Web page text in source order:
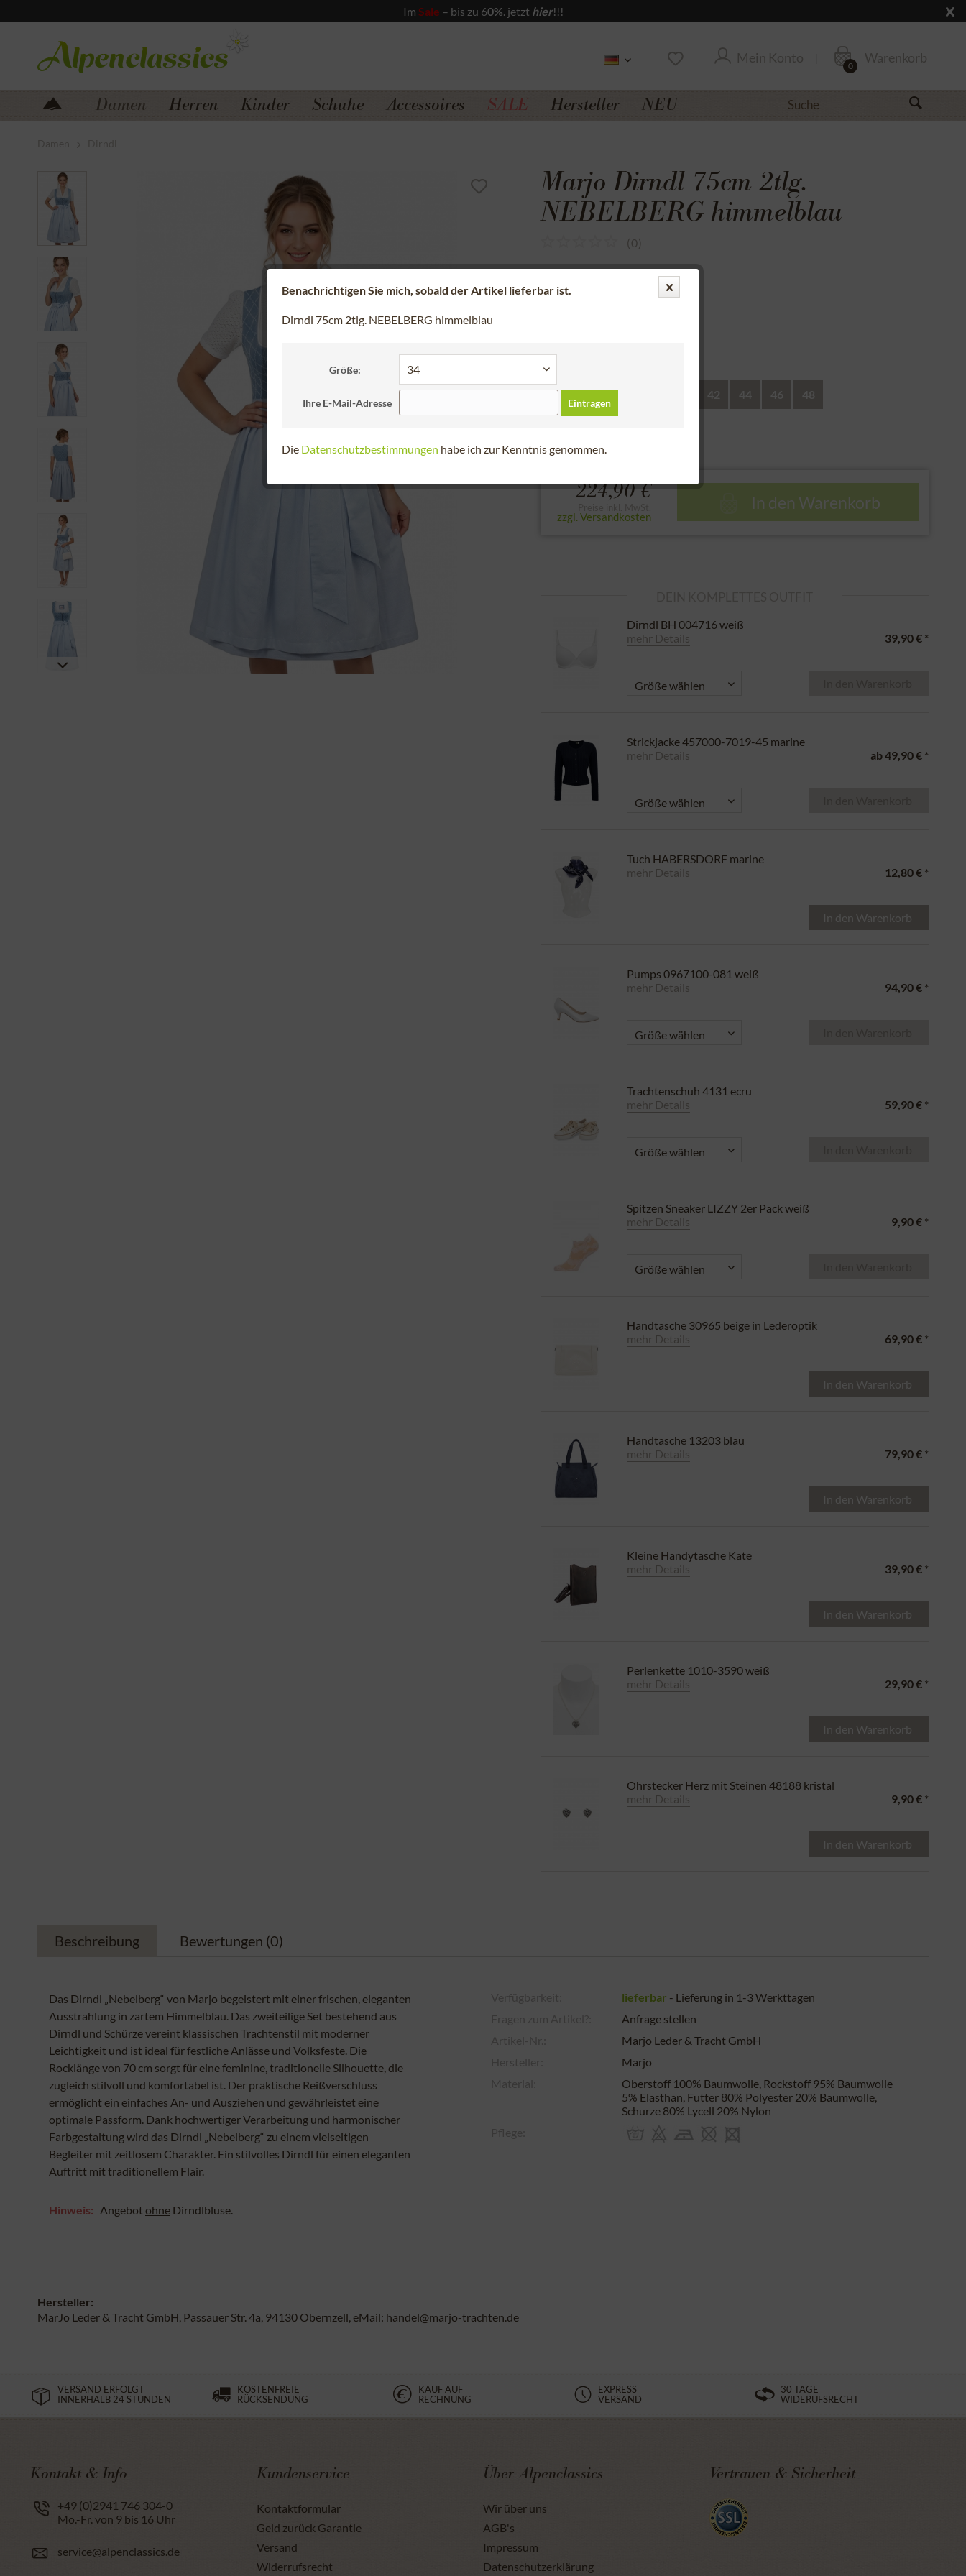
Im Sale – bis zu 60%. jetzt hier!!!
Mein Konto Warenkorb
0
Damen Herren Kinder Schuhe Accessoires SALE Hersteller NEU
Marjo Dirndl 75cm 2tlg.
NEBELBERG himmelblau
(0)
Sicherer Kauf auf Rechnung
Bitte Größe wählen
32 34 36 42 44 46 48
224,90 €
zzgl. Versandkosten
In den Warenkorb
Dirndl BH 004716 weiß
39,90 € *
mehr Details
Strickjacke 457000-7019-45 marine
ab49,90 € *
mehr Details
Tuch HABERSDORF marine
12,80 € *
mehr Details
In den Warenkorb
Pumps 0967100-081 weiß
94,90 € *
mehr Details
Trachtenschuh 4131 ecru
59,90 € *
mehr Details
Spitzen Sneaker LIZZY 2er Pack weiß
9,90 € *
mehr Details
Handtasche 30965 beige in Lederoptik
69,90 € *
mehr Details
In den Warenkorb
Handtasche 13203 blau
79,90 € *
mehr Details
In den Warenkorb
Kleine Handytasche Kate
39,90 € *
mehr Details
In den Warenkorb
Perlenkette 1010-3590 weiß
29,90 € *
mehr Details
In den Warenkorb
Ohrstecker Herz mit Steinen 48188 kristal
9,90 € *
mehr Details
In den Warenkorb
Beschreibung Bewertungen (0)
Das Dirndl „Nebelberg“ von Marjo begeistert mit einer frischen, eleganten
Ausstrahlung in zartem Himmelblau. Das zweiteilige Set bestehend aus
Dirndl und Schürze vereint klassischen Trachtenstil mit moderner
Leichtigkeit und ist ideal für festliche Anlässe und Volksfeste. Die
Rocklänge von 70 cm sorgt für eine feminine, traditionelle Silhouette, die
zugleich stilvoll und komfortabel ist. Der praktische Reißverschluss
ermöglicht ein einfaches An- und Ausziehen und gewährleistet eine
optimale Passform. Dank hochwertiger Verarbeitung und harmonischer
Farbgestaltung wird das Dirndl „Nebelberg“ zu einem vielseitigen
Begleiter mit zeitlosem Charakter. Ein stilvolles Dirndl für einen eleganten
Auftritt mit traditionellem Flair.
Hinweis: Angebotohne Dirndlbluse.
lieferbar - Lieferung in 1-3 Werkttagen
Anfrage stellen
Marjo Leder & Tracht GmbH
Marjo
Oberstoff 100% Baumwolle, Rockstoff 95% Baumwolle
5% Elasthan, Futter 80% Polyester 20% Baumwolle,
Schurze 80% Lycell 20% Nylon
Hersteller:
MarJo Leder & Tracht GmbH, Passauer Str. 4a, 94130 Obernzell, eMail: handel@marjo-trachten.de
VERSAND ERFOLGT
INNERHALB 24 STUNDEN
KOSTENFREIE
RÜCKSENDUNG
KAUF AUF
RECHNUNG
EXPRESS
VERSAND
30 TAGE
WIDERUFSRECHT
Kontakt & Info
+49 (0)2941 746 304-0
Mo.-Fr. von 9 bis 16 Uhr
service@alpenclassics.de
Kundenservice
Kontaktformular
Geld zurück Garantie
Versand
Widerrufsrecht
Über Alpenclassics
Wir über uns
AGB's
Impressum
Datenschutzerklärung
Vertrauen & Sicherheit
Benachrichtigen Sie mich, sobald der Artikel lieferbar ist.
Dirndl 75cm 2tlg. NEBELBERG himmelblau
Größe:
Ihre E-Mail-Adresse Eintragen
Die Datenschutzbestimmungen habe ich zur Kenntnis genommen.